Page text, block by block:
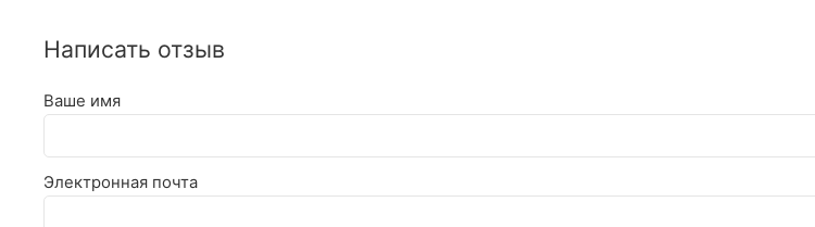
Написать отзыв
Ваше имя
Электронная почта